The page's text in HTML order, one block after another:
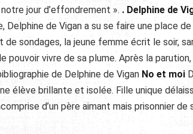
jour d’effondrement ». . Delphine de
Delphine de Vigan a su se faire une place
de sondages, la jeune femme écrit le soir,
pouvoir vivre de sa plume. Après la
de Delphine de Vigan No et moi
élève brillante et isolée. Fille unique
d’un père aimant mais prisonnier de